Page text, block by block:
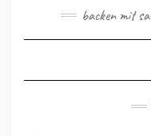
backen mit